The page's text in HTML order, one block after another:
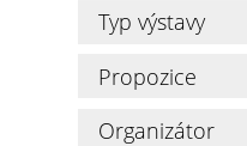
Typ výstavy
Propozice
Organizátor